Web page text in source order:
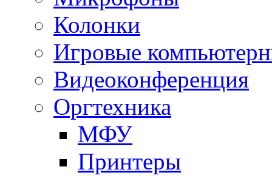
Колонки
Игровые
Видеоконференция
Оргтехника
МФУ
Принтеры